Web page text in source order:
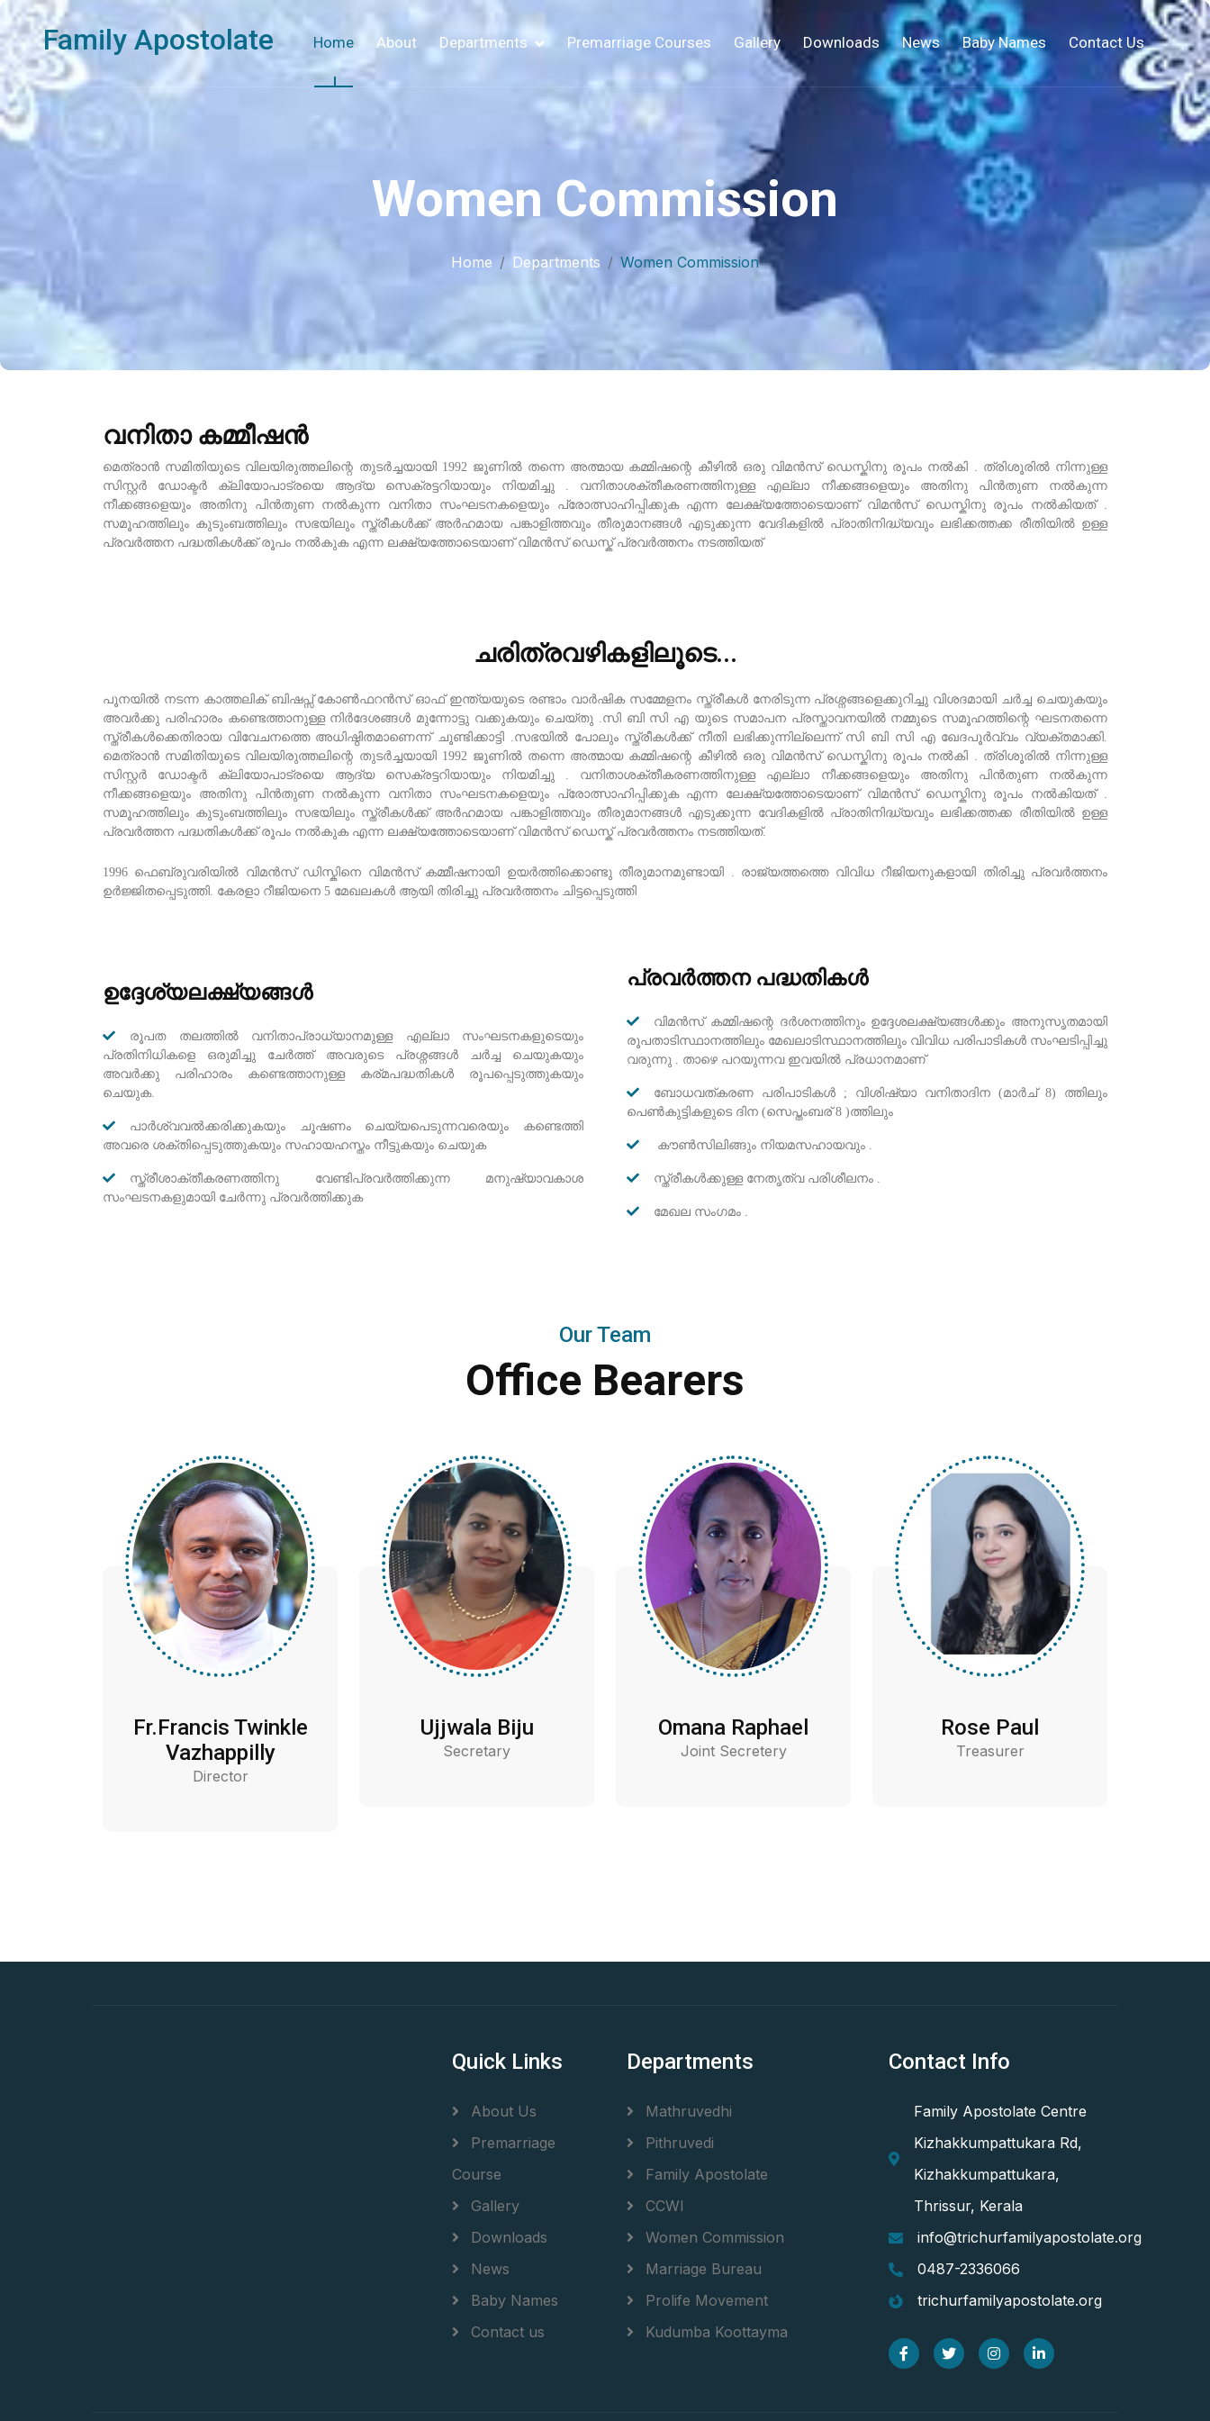
Family Apostolate Home About Departments Premarriage Courses Gallery Downloads News Baby Names Contact Us
Women Commission
Home Departments Women Commission
വനിതാ കമ്മീഷൻ
മെത്രാൻ സമിതിയുടെ വിലയിരുത്തലിന്റെ തുടർച്ചയായി 1992 ജൂണിൽ തന്നെ അത്മായ കമ്മിഷന്റെ കീഴിൽ ഒരു വിമൻസ് ഡെസ്കിനു രൂപം നൽകി . ത്രിശൂരിൽ നിന്നുള്ള
സിസ്റ്റർ ഡോക്ടർ ക്ലിയോപാട്രയെ ആദ്യ സെക്രട്ടറിയായും നിയമിച്ചു . വനിതാശക്തീകരണത്തിനുള്ള എല്ലാ നീക്കങ്ങളെയും അതിനു പിൻതുണ നൽകുന്ന
നീക്കങ്ങളെയും അതിനു പിൻതുണ നൽകുന്ന വനിതാ സംഘടനകളെയും പ്രോത്സാഹിപ്പിക്കുക എന്ന ലേക്ഷ്യത്തോടെയാണ് വിമൻസ് ഡെസ്കിനു രൂപം നൽകിയത് .
സമൂഹത്തിലും കുടുംബത്തിലും സഭയിലും സ്ത്രീകൾക്ക് അർഹമായ പങ്കാളിത്തവും തീരുമാനങ്ങൾ എടുക്കുന്ന വേദികളിൽ പ്രാതിനിദ്ധ്യവും ലഭിക്കത്തക്ക രീതിയിൽ ഉള്ള
പ്രവർത്തന പദ്ധതികൾക്ക് രൂപം നൽകുക എന്ന ലക്ഷ്യത്തോടെയാണ് വിമൻസ് ഡെസ്ക് പ്രവർത്തനം നടത്തിയത്
ചരിത്രവഴികളിലൂടെ...
പൂനയിൽ നടന്ന കാത്തലിക് ബിഷപ്സ് കോൺഫറൻസ് ഓഫ് ഇന്ത്യയുടെ രണ്ടാം വാർഷിക സമ്മേളനം സ്ത്രീകൾ നേരിടുന്ന പ്രശ്നങ്ങളെക്കുറിച്ചു വിശദമായി ചർച്ച ചെയുകയും
അവർക്കു പരിഹാരം കണ്ടെത്താനുള്ള നിർദേശങ്ങൾ മുന്നോട്ടു വക്കുകയും ചെയ്തു .സി ബി സി എ യുടെ സമാപന പ്രസ്താവനയിൽ നമ്മുടെ സമൂഹത്തിന്റെ ഘടനതന്നെ
സ്ത്രീകൾക്കെതിരായ വിവേചനത്തെ അധിഷ്ഠിതമാണെന്ന് ചൂണ്ടിക്കാട്ടി .സഭയിൽ പോലും സ്ത്രീകൾക്ക് നീതി ലഭിക്കുന്നില്ലെന്ന് സി ബി സി എ ഖേദപൂർവ്വം വ്യക്തമാക്കി.
മെത്രാൻ സമിതിയുടെ വിലയിരുത്തലിന്റെ തുടർച്ചയായി 1992 ജൂണിൽ തന്നെ അത്മായ കമ്മിഷന്റെ കീഴിൽ ഒരു വിമൻസ് ഡെസ്കിനു രൂപം നൽകി . ത്രിശൂരിൽ നിന്നുള്ള
സിസ്റ്റർ ഡോക്ടർ ക്ലിയോപാട്രയെ ആദ്യ സെക്രട്ടറിയായും നിയമിച്ചു . വനിതാശക്തീകരണത്തിനുള്ള എല്ലാ നീക്കങ്ങളെയും അതിനു പിൻതുണ നൽകുന്ന
നീക്കങ്ങളെയും അതിനു പിൻതുണ നൽകുന്ന വനിതാ സംഘടനകളെയും പ്രോത്സാഹിപ്പിക്കുക എന്ന ലേക്ഷ്യത്തോടെയാണ് വിമൻസ് ഡെസ്കിനു രൂപം നൽകിയത് .
സമൂഹത്തിലും കുടുംബത്തിലും സഭയിലും സ്ത്രീകൾക്ക് അർഹമായ പങ്കാളിത്തവും തീരുമാനങ്ങൾ എടുക്കുന്ന വേദികളിൽ പ്രാതിനിദ്ധ്യവും ലഭിക്കത്തക്ക രീതിയിൽ ഉള്ള
പ്രവർത്തന പദ്ധതികൾക്ക് രൂപം നൽകുക എന്ന ലക്ഷ്യത്തോടെയാണ് വിമൻസ് ഡെസ്ക് പ്രവർത്തനം നടത്തിയത്.
1996 ഫെബ്രുവരിയിൽ വിമൻസ് ഡിസ്കിനെ വിമൻസ് കമ്മീഷനായി ഉയർത്തിക്കൊണ്ടു തീരുമാനമുണ്ടായി . രാജ്യത്തത്തെ വിവിധ റീജിയനുകളായി തിരിച്ചു പ്രവർത്തനം
ഉർജ്ജിതപ്പെടുത്തി. കേരളാ റീജിയനെ 5 മേഖലകൾ ആയി തിരിച്ചു പ്രവർത്തനം ചിട്ടപ്പെടുത്തി
ഉദ്ദേശ്യലക്ഷ്യങ്ങൾ
രൂപത തലത്തിൽ വനിതാപ്രാധ്യാനമുള്ള എല്ലാ സംഘടനകളുടെയും
പ്രതിനിധികളെ ഒരുമിച്ചു ചേർത്ത് അവരുടെ പ്രശ്നങ്ങൾ ചർച്ച ചെയുകയും
അവർക്കു പരിഹാരം കണ്ടെത്താനുള്ള കര്മപദ്ധതികൾ രൂപപ്പെടുത്തുകയും
ചെയുക.
പാർശ്വവൽക്കരിക്കുകയും ചൂഷണം ചെയ്യപെടുന്നവരെയും കണ്ടെത്തി
അവരെ ശക്തിപ്പെടുത്തുകയും സഹായഹസ്തം നീട്ടുകയും ചെയുക
സ്ത്രീശാക്തീകരണത്തിനു വേണ്ടിപ്രവർത്തിക്കുന്ന മനുഷ്യാവകാശ
സംഘടനകളുമായി ചേർന്നു പ്രവർത്തിക്കുക
പ്രവർത്തന പദ്ധതികൾ
വിമൻസ് കമ്മിഷന്റെ ദർശനത്തിനും ഉദ്ദേശലക്ഷ്യങ്ങൾക്കും അനുസൃതമായി
രൂപതാടിസ്ഥാനത്തിലും മേഖലാടിസ്ഥാനത്തിലും വിവിധ പരിപാടികൾ സംഘടിപ്പിച്ചു
വരുന്നു . താഴെ പറയുന്നവ ഇവയിൽ പ്രധാനമാണ്
ബോധവത്കരണ പരിപാടികൾ ; വിശിഷ്യാ വനിതാദിന (മാർച് 8) ത്തിലും
പെൺകുട്ടികളുടെ ദിന (സെപ്തംബര് 8 )ത്തിലും
കൗൺസിലിങ്ങും നിയമസഹായവും .
സ്ത്രീകൾക്കുള്ള നേതൃത്വ പരിശീലനം .
മേഖല സംഗമം .
Our Team
Office Bearers
Fr.Francis Twinkle
Vazhappilly
Director
Ujjwala Biju
Secretary
Omana Raphael
Joint Secretery
Rose Paul
Treasurer
Quick Links
About Us
Premarriage
Course
Gallery
Downloads
News
Baby Names
Contact us
Departments
Mathruvedhi
Pithruvedi
Family Apostolate
CCWI
Women Commission
Marriage Bureau
Prolife Movement
Kudumba Koottayma
Contact Info
Family Apostolate Centre
Kizhakkumpattukara Rd,
Kizhakkumpattukara,
Thrissur, Kerala
info@trichurfamilyapostolate.org
0487-2336066
trichurfamilyapostolate.org